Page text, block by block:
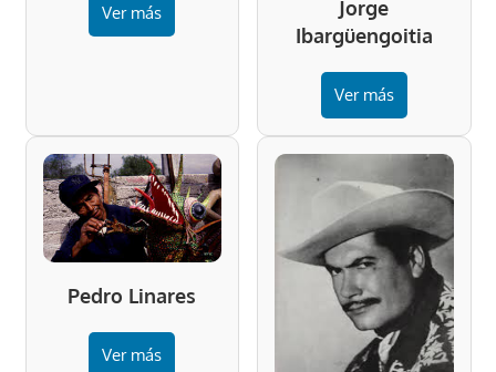
Ver más
Jorge
Ibargüengoitia
Ver más
Pedro Linares
Ver más